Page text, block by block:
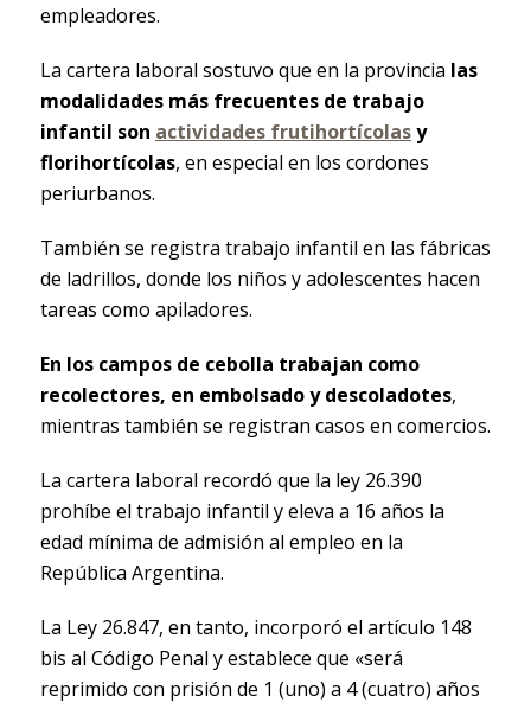
empleadores.
La cartera laboral sostuvo que en la provincia las
modalidades más frecuentes de trabajo
infantil son actividades frutihortícolasy
florihortícolas, en especial en los cordones
periurbanos.
También se registra trabajo infantil en las fábricas
de ladrillos, donde los niños y adolescentes hacen
tareas como apiladores.
En los campos de cebolla trabajan como
recolectores, en embolsado y descoladotes,
mientras también se registran casos en comercios.
La cartera laboral recordó que la ley 26.390
prohíbe el trabajo infantil y eleva a 16 años la
edad mínima de admisión al empleo en la
República Argentina.
La Ley 26.847, en tanto, incorporó el artículo 148
bis al Código Penal y establece que «será
reprimido con prisión de 1 (uno) a 4 (cuatro) años